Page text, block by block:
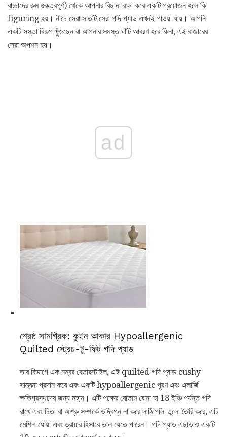
বাচ্চাদের রুম গুরুত্বপূর্ণ) থেকে আপনার বিছানা রক্ষা করে একটি প্রয়োজন হলে কি
figuring হয়। নীচে সেরা সাতটি সেরা গদি প্যাড এখনই পাওয়া যায়। আপনি
একটি সস্তা বিকল্প খুঁজছেন বা আপনার সমস্ত ঘাঁটি আবরণ হবে কিনা, এই বাজারের
সেরা অপশন হয়।
ad
শ্রেষ্ঠ সামগ্রিক: কুইন আকার Hypoallergenic
Quilted স্ট্রেচ-টু-ফিট গদি প্যাড
তার বিভাগে এক নম্বর বেতারস্টাইল, এই quilted গদি প্যাড cushy
সান্ত্বনা প্রদান করে এবং একটি hypoallergenic পূরণ এবং এলার্জি
ক্ষতিগ্রস্থদের জন্য মহান। এটি পক্ষের বোতাম বোনা যা 18 ইঞ্চি পর্যন্ত গদি
রাখে এবং চিতা বা অশ্রু সম্পর্কে উদ্বিগ্ন না করে লাঠি পলি-তুলো তৈরি করে, এটি
মেশিন-ধোয়া এবং ড্রায়ার হিসাবে ভাল যেতে পারেন। গদি প্যাড এছাড়াও একটি